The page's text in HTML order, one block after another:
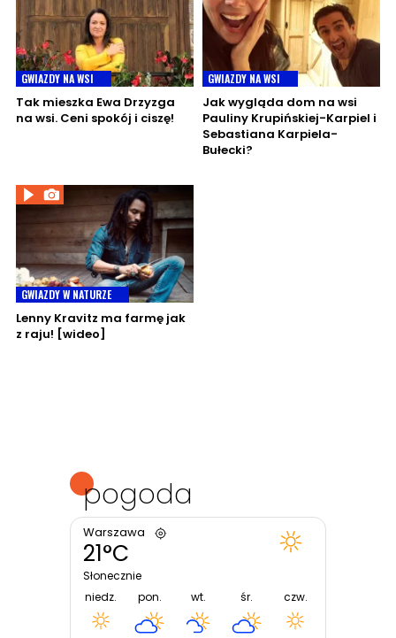
GWIAZDY NA WSI
Tak mieszka Ewa Drzyzga
na wsi. Ceni spokój i ciszę!
GWIAZDY NA WSI
Jak wygląda dom na wsi
Pauliny Krupińskiej-Karpiel i
Sebastiana Karpiela-
Bułecki?
GWIAZDY W NATURZE
Lenny Kravitz ma farmę jak
z raju! [wideo]
pogoda
Warszawa
21°C
Słonecznie
niedz.
pon. wt. śr. czw.